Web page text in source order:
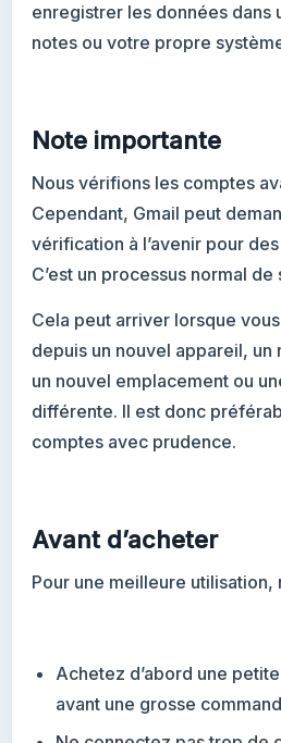
enregistrer les données dans
notes ou votre propre
Note importante
Nous vérifions les comptes
Cependant, Gmail peut
vérification à l’avenir pour
C’est un processus normal
Cela peut arriver lorsque
depuis un nouvel appareil, un
un nouvel emplacement ou
différente. Il est donc
comptes avec prudence.
Avant d’acheter
Pour une meilleure utilisation,
Achetez d’abord une
avant une grosse